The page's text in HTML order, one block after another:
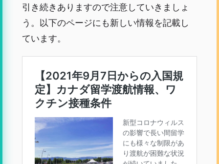
引き続きありますので注意していきましょ
う。以下のページにも新しい情報を記載し
ています。